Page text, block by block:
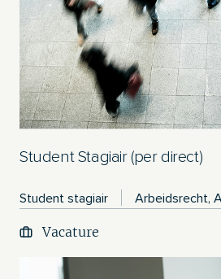
Student Stagiair (per direct)
Student stagiair Arbeidsrecht,
Vacature